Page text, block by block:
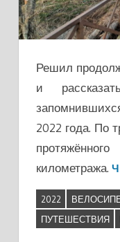
Решил
и
2022 года. По
километража.
2022
ПУТЕШЕСТВИЯ